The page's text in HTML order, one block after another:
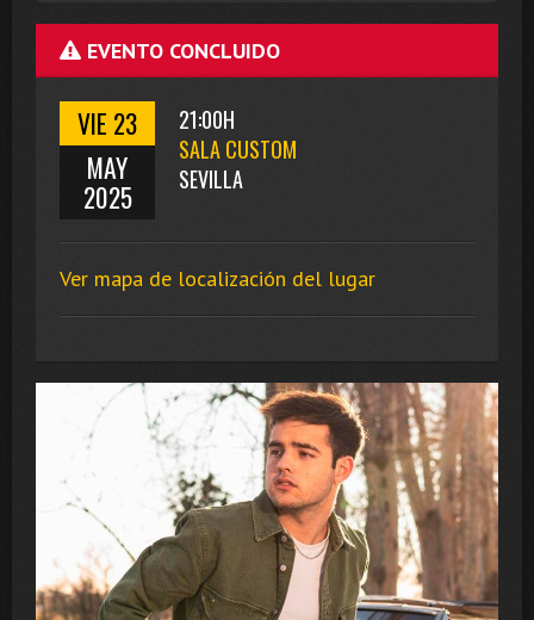
EVENTO CONCLUIDO
VIE 23
MAY
2025
21:00H
SALA CUSTOM
SEVILLA
Ver mapa de localización del lugar